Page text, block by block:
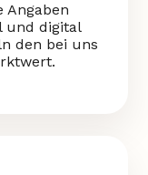
Angaben
und digital
den bei uns